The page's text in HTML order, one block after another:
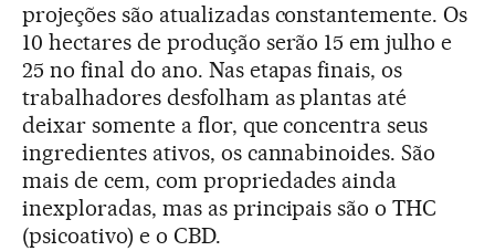
projeções são atualizadas constantemente. Os
10 hectares de produção serão 15 em julho e
25 no final do ano. Nas etapas finais, os
trabalhadores desfolham as plantas até
deixar somente a flor, que concentra seus
ingredientes ativos, os cannabinoides. São
mais de cem, com propriedades ainda
inexploradas, mas as principais são o THC
(psicoativo) e o CBD.